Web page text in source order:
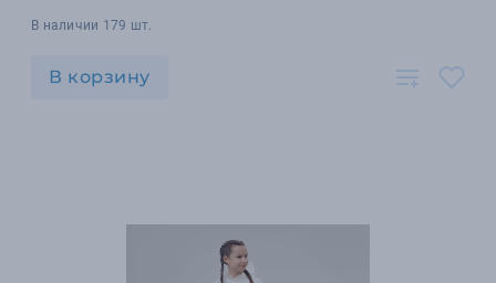
В наличии 179 шт.
В корзину